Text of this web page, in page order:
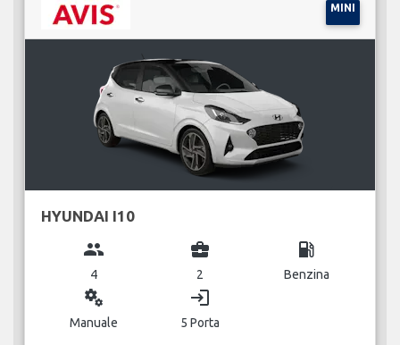
MINI
HYUNDAI I10
group
4
business_center
2
local_gas_station
Benzina
miscellaneous_services
Manuale
login
5 Porta